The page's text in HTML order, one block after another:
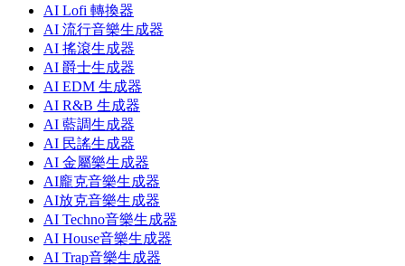
AI Lofi 轉換器
AI 流行音樂生成器
AI 搖滾生成器
AI 爵士生成器
AI EDM 生成器
AI R&B 生成器
AI 藍調生成器
AI 民謠生成器
AI 金屬樂生成器
AI龐克音樂生成器
AI放克音樂生成器
AI Techno音樂生成器
AI House音樂生成器
AI Trap音樂生成器